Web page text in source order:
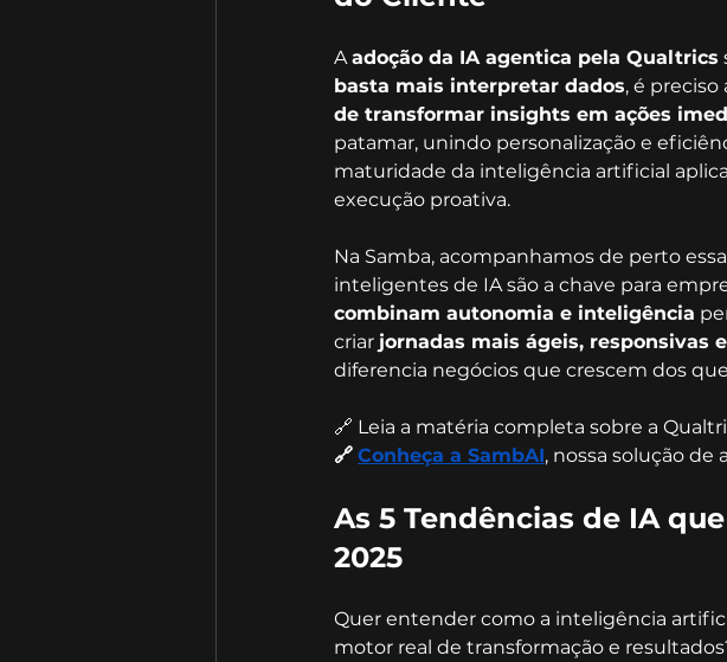
A adoção da IA agentica pela Qualtrics
basta mais interpretar dados, é
de transformar insights em ações
patamar, unindo personalização e
maturidade da inteligência artificial
execução proativa.
Na Samba, acompanhamos de perto
inteligentes de IA são a chave para
combinam autonomia e inteligência
criar jornadas mais ágeis, responsivas
diferencia negócios que crescem dos
🔗 Leia a matéria completa sobre a
🔗 Conheça a SambAI, nossa solução
As 5 Tendências de IA
2025
Quer entender como a inteligência
motor real de transformação e